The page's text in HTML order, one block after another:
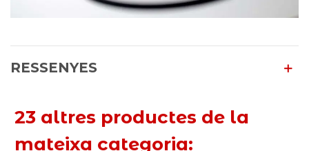
RESSENYES
23 altres productes de la
mateixa categoria: